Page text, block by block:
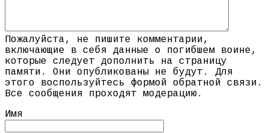
Пожалуйста, не пишите комментарии,
включающие в себя данные о погибшем воине,
которые следует дополнить на страницу
памяти. Они опубликованы не будут. Для
этого воспользуйтесь формой обратной связи.
Все сообщения проходят модерацию.
Имя